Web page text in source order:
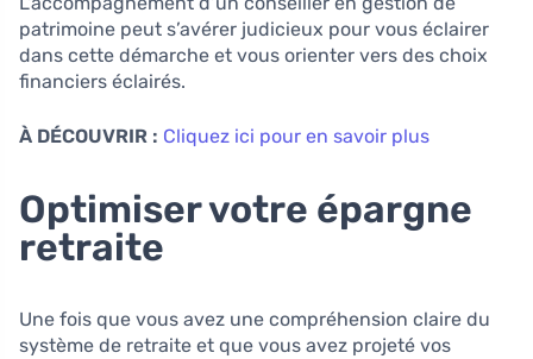
patrimoine peut s’avérer judicieux pour vous éclairer
dans cette démarche et vous orienter vers des choix
financiers éclairés.
À DÉCOUVRIR : Cliquez ici pour en savoir plus
Optimiser votre épargne
retraite
Une fois que vous avez une compréhension claire du
système de retraite et que vous avez projeté vos